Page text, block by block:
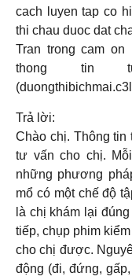
cach luyen tap co
thi chau duoc dat
Tran trong cam on
thong tin
Trả lời:
Chào chị. Thông
tư vấn cho chị.
những phương
mổ có một chế độ
là chị khám lại
tiếp, chụp phim
cho chị được.
động (đi, đứng,